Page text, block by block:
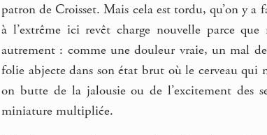
patron de Croisset. Mais cela est tordu, qu’on y
à l’extrême ici revêt charge nouvelle parce
autrement : comme une douleur vraie, un mal
folie abjecte dans son état brut où le cerveau qui
on butte de la jalousie ou de l’excitement des
miniature multipliée.